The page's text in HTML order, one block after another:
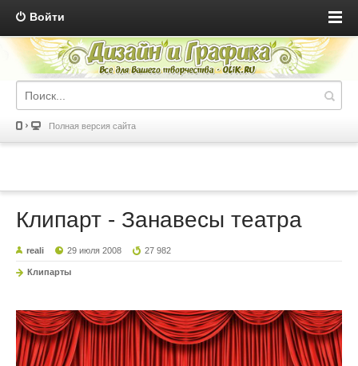
Войти
Полная версия сайта
Клипарт - Занавесы театра
reali 29 июля 2008 27 982
Клипарты